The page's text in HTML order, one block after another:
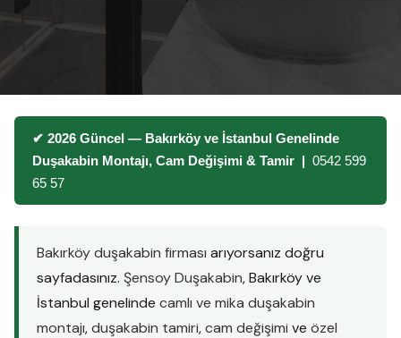
✔ 2026 Güncel — Bakırköy ve İstanbul Genelinde
Duşakabin Montajı, Cam Değişimi & Tamir | 0542 599
65 57
Bakırköy duşakabin firması arıyorsanız doğru
sayfadasınız. Şensoy Duşakabin, Bakırköy ve
İstanbul genelinde camlı ve mika duşakabin
montajı,duşakabin tamiri,cam değişimi ve özel